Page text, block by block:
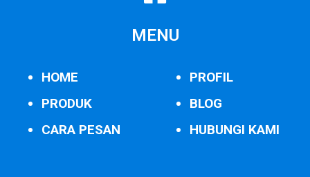
MENU
HOME
PRODUK
CARA PESAN
PROFIL
BLOG
HUBUNGI KAMI